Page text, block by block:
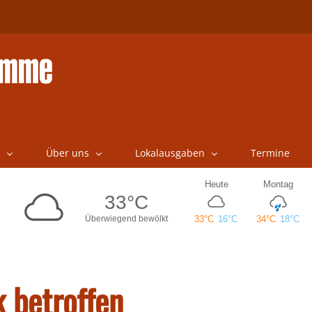
Über uns Lokalausgaben Termine
betroffen